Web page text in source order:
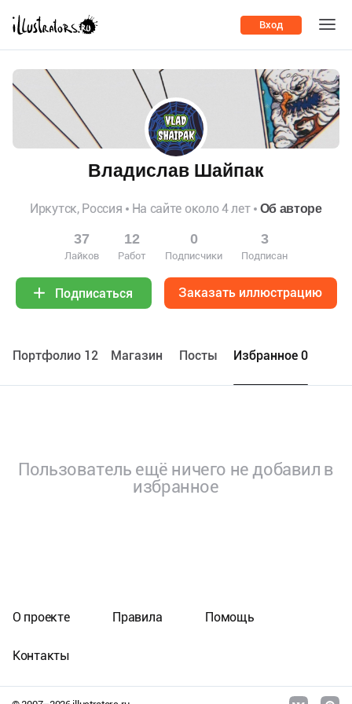
Вход
Владислав Шайпак
Иркутск, Россия На сайте около 4 лет Об авторе
37
Лайков
12
Работ
0
Подписчики
3
Подписан
Подписаться Заказать иллюстрацию
Портфолио 12 Maгазин Посты Избранное 0
Пользователь ещё ничего не добавил в
избранное
О проекте Правила Помощь
Контакты